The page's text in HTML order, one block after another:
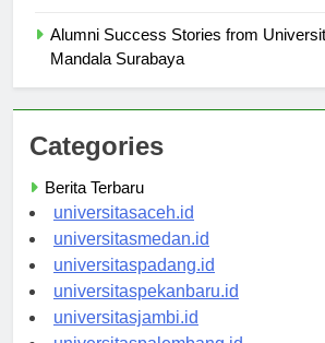
Alumni Success Stories from
Categories
Berita Terbaru
universitasaceh.id
universitasmedan.id
universitaspadang.id
universitaspekanbaru.id
universitasjambi.id